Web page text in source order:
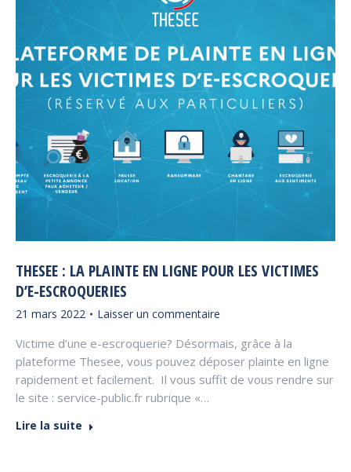
THESEE : LA PLAINTE EN LIGNE POUR LES VICTIMES
D’E-ESCROQUERIES
21 mars 2022 Laisser un commentaire
Victime d’une e-escroquerie? Désormais, grâce à la
plateforme Thesee, vous pouvez déposer plainte en ligne
rapidement et facilement. Il vous suffit de vous rendre sur
le site : service-public.fr rubrique «…
Lire la suite